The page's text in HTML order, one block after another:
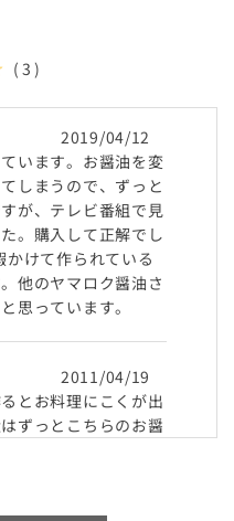
(3)
2019/04/12
います。お醤油を変
しまうので、ずっと
が、テレビ番組で見
。購入して正解でし
けて作られている
他のヤマロク醤油さ
思っています。
2011/04/19
とお料理にこくが出
ずっとこちらのお醤